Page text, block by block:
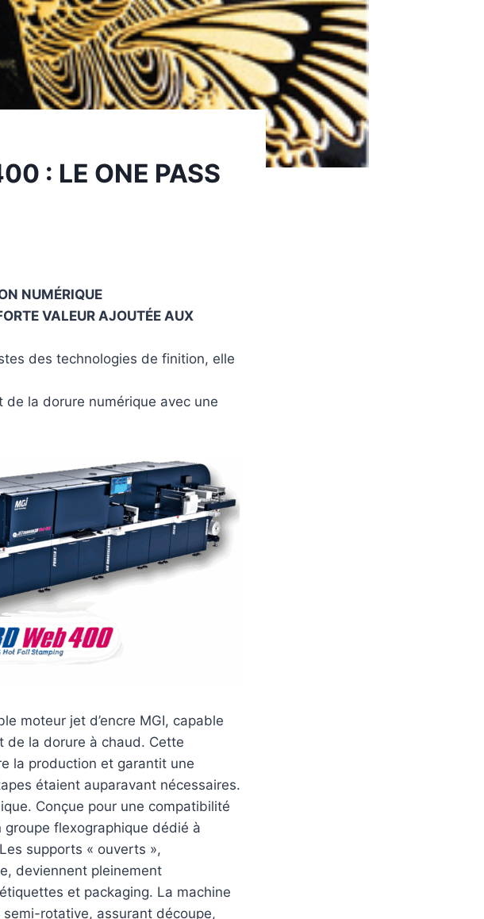
: LE ONE PASS
NUMÉRIQUE
VALEUR AJOUTÉE AUX
des technologies de finition, elle
de la dorure numérique avec une
moteur jet d’encre MGI, capable
de la dorure à chaud. Cette
la production et garantit une
étaient auparavant nécessaires.
Conçue pour une compatibilité
flexographique dédié à
supports « ouverts »,
deviennent pleinement
et packaging. La machine
rotative, assurant découpe,